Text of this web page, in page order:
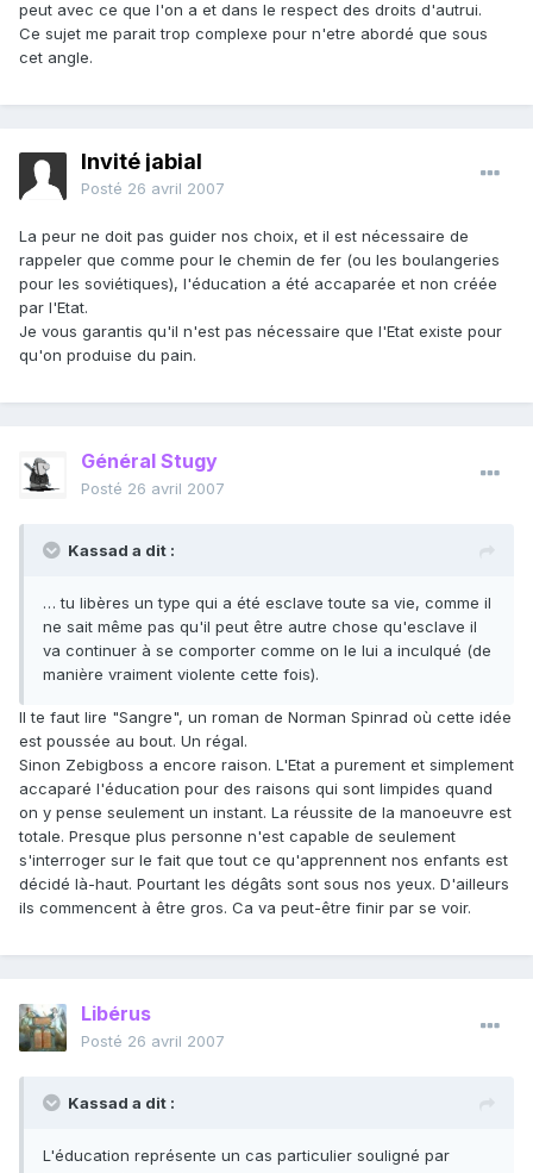
peut avec ce que l'on a et dans le respect des droits d'autrui.
Ce sujet me parait trop complexe pour n'etre abordé que sous
cet angle.
Invité jabial
Posté 26 avril 2007
La peur ne doit pas guider nos choix, et il est nécessaire de
rappeler que comme pour le chemin de fer (ou les boulangeries
pour les soviétiques), l'éducation a été accaparée et non créée
par l'Etat.
Je vous garantis qu'il n'est pas nécessaire que l'Etat existe pour
qu'on produise du pain.
Général Stugy
Posté 26 avril 2007
Kassad a dit :
… tu libères un type qui a été esclave toute sa vie, comme il
ne sait même pas qu'il peut être autre chose qu'esclave il
va continuer à se comporter comme on le lui a inculqué (de
manière vraiment violente cette fois).
Il te faut lire "Sangre", un roman de Norman Spinrad où cette idée
est poussée au bout. Un régal.
Sinon Zebigboss a encore raison. L'Etat a purement et simplement
accaparé l'éducation pour des raisons qui sont limpides quand
on y pense seulement un instant. La réussite de la manoeuvre est
totale. Presque plus personne n'est capable de seulement
s'interroger sur le fait que tout ce qu'apprennent nos enfants est
décidé là-haut. Pourtant les dégâts sont sous nos yeux. D'ailleurs
ils commencent à être gros. Ca va peut-être finir par se voir.
Libérus
Posté 26 avril 2007
Kassad a dit :
L'éducation représente un cas particulier souligné par